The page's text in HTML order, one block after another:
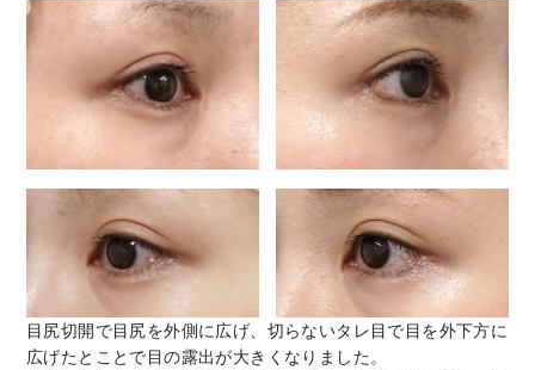
目尻切開で目尻を外側に広げ、切らないタレ目で目を外下方に
広げたとことで目の露出が大きくなりました。